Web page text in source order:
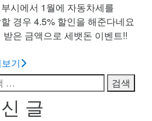
시에서 1월에 자동차세를
경우 4.5% 할인을 해준다네요
받은 금액으로 세뱃돈 이벤트!!
기
글